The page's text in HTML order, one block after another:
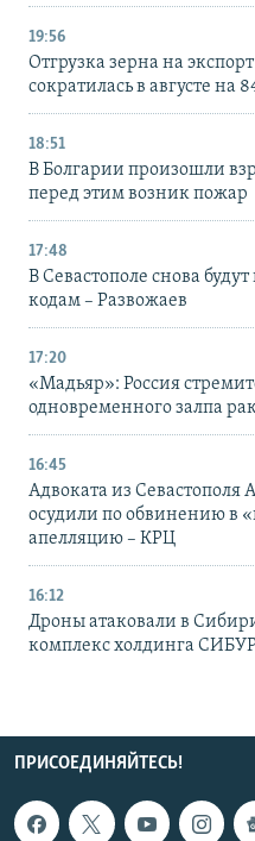
19:56
Отгрузка зерна на
сократилась в августе на
18:51
В Болгарии произошли
перед этим возник пожар
17:48
В Севастополе снова
кодам – Развожаев
17:20
«Мадьяр»: Россия
одновременного залпа
16:45
Адвоката из Севастополя
осудили по обвинению в
апелляцию – КРЦ
16:12
Дроны атаковали в
комплекс холдинга СИБУР
ПРИСОЕДИНЯЙТЕСЬ!